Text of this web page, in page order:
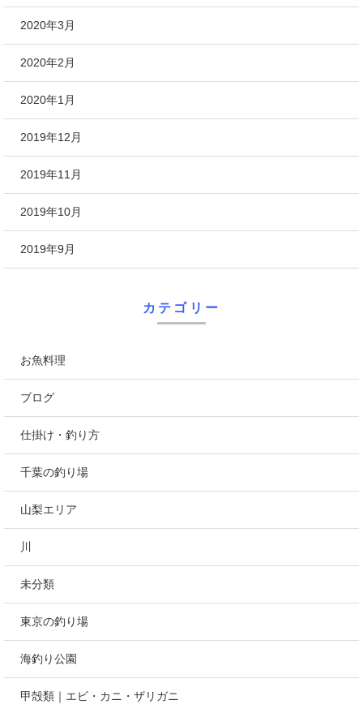
2020年3月
2020年2月
2020年1月
2019年12月
2019年11月
2019年10月
2019年9月
カテゴリー
お魚料理
ブログ
仕掛け・釣り方
千葉の釣り場
山梨エリア
川
未分類
東京の釣り場
海釣り公園
甲殻類｜エビ・カニ・ザリガニ